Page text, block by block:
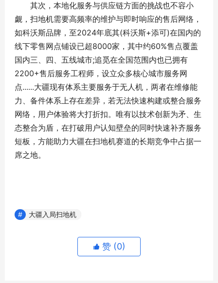
其次，本地化服务与供应链方面的挑战也不容小
觑，扫地机需要高频率的维护与即时响应的售后网络，
如科沃斯品牌，至2024年底其(科沃斯+添可)在国内的
线下零售网点铺设已超8000家，其中约60%售点覆盖
国内三、四、五线城市;追觅在全国范围内也已拥有
2200+售后服务工程师，设立众多核心城市服务网
点......大疆现有体系主要服务于无人机，两者在维修能
力、备件体系上存在差异，若无法快速构建或整合服务
网络，用户体验将大打折扣。唯有以技术创新为矛、生
态整合为盾，在打破用户认知壁垒的同时快速补齐服务
短板，方能助力大疆在扫地机赛道的长期竞争中占据一
席之地。
大疆入局扫地机
赞 (0)